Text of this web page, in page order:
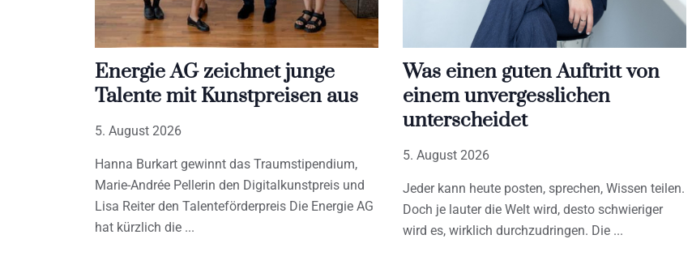
Energie AG zeichnet junge
Talente mit Kunstpreisen aus
5. August 2026
Hanna Burkart gewinnt das Traumstipendium,
Marie-Andrée Pellerin den Digitalkunstpreis und
Lisa Reiter den Talenteförderpreis Die Energie AG
hat kürzlich die
Was einen guten Auftritt von
einem unvergesslichen
unterscheidet
5. August 2026
Jeder kann heute posten, sprechen, Wissen teilen.
Doch je lauter die Welt wird, desto schwieriger
wird es, wirklich durchzudringen. Die